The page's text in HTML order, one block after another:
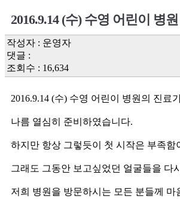
2016.9.14 (수) 수영 어린이 병
작성자 : 운영자
댓글 :
조회수 : 16,634
2016.9.14 (수) 수영 어린이 병원의 진료
나름 열심히 준비하였습니다.
하지만 항상 그렇듯이 첫 시작은 부족
그래도 그동안 보고싶었던 얼굴들을 다
저희 병원을 방문하시는 모든 분들께